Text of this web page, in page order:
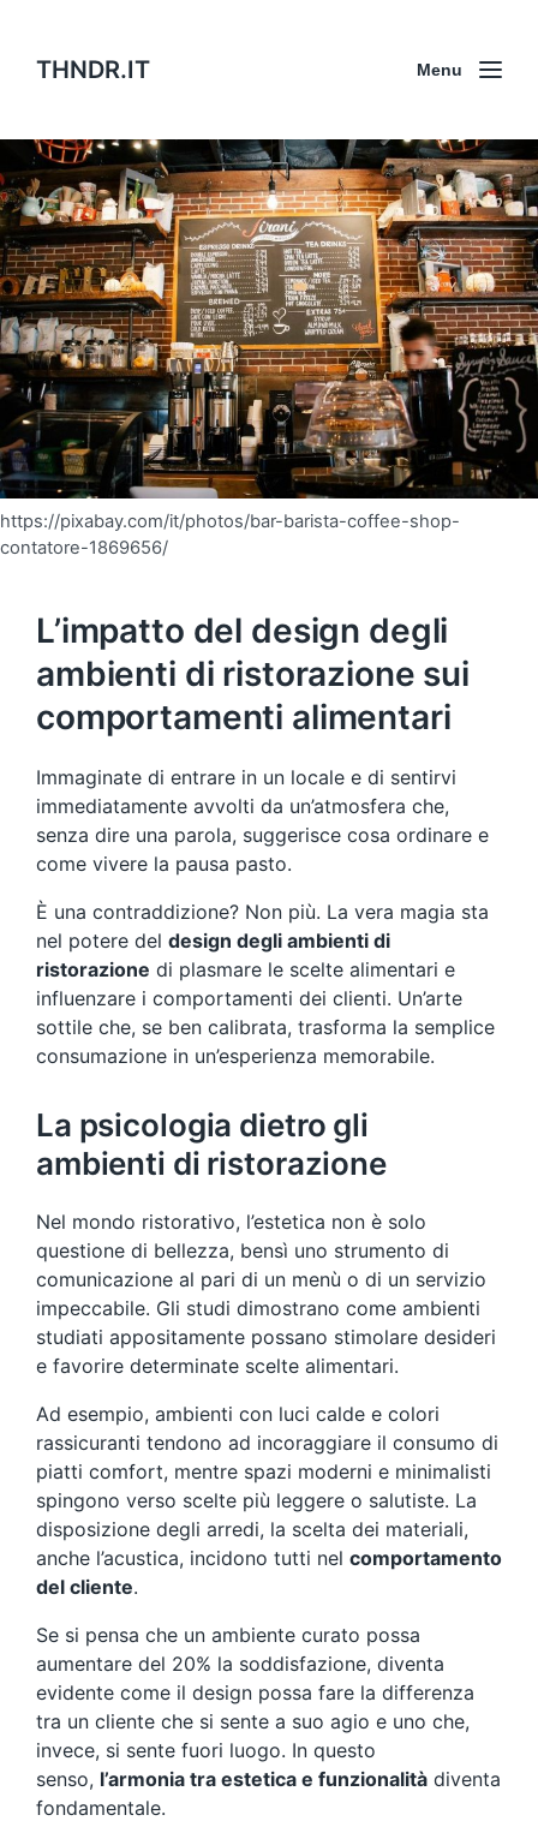
THNDR.IT Menu
https://pixabay.com/it/photos/bar-barista-coffee-shop-
contatore-1869656/
L’impatto del design degli
ambienti di ristorazione sui
comportamenti alimentari
Immaginate di entrare in un locale e di sentirvi
immediatamente avvolti da un’atmosfera che,
senza dire una parola, suggerisce cosa ordinare e
come vivere la pausa pasto.
È una contraddizione? Non più. La vera magia sta
nel potere del design degli ambienti di
ristorazione di plasmare le scelte alimentari e
influenzare i comportamenti dei clienti. Un’arte
sottile che, se ben calibrata, trasforma la semplice
consumazione in un’esperienza memorabile.
La psicologia dietro gli
ambienti di ristorazione
Nel mondo ristorativo, l’estetica non è solo
questione di bellezza, bensì uno strumento di
comunicazione al pari di un menù o di un servizio
impeccabile. Gli studi dimostrano come ambienti
studiati appositamente possano stimolare desideri
e favorire determinate scelte alimentari.
Ad esempio, ambienti con luci calde e colori
rassicuranti tendono ad incoraggiare il consumo di
piatti comfort, mentre spazi moderni e minimalisti
spingono verso scelte più leggere o salutiste. La
disposizione degli arredi, la scelta dei materiali,
anche l’acustica, incidono tutti nel comportamento
del cliente.
Se si pensa che un ambiente curato possa
aumentare del 20% la soddisfazione, diventa
evidente come il design possa fare la differenza
tra un cliente che si sente a suo agio e uno che,
invece, si sente fuori luogo. In questo
senso, l’armonia tra estetica e funzionalità diventa
fondamentale.